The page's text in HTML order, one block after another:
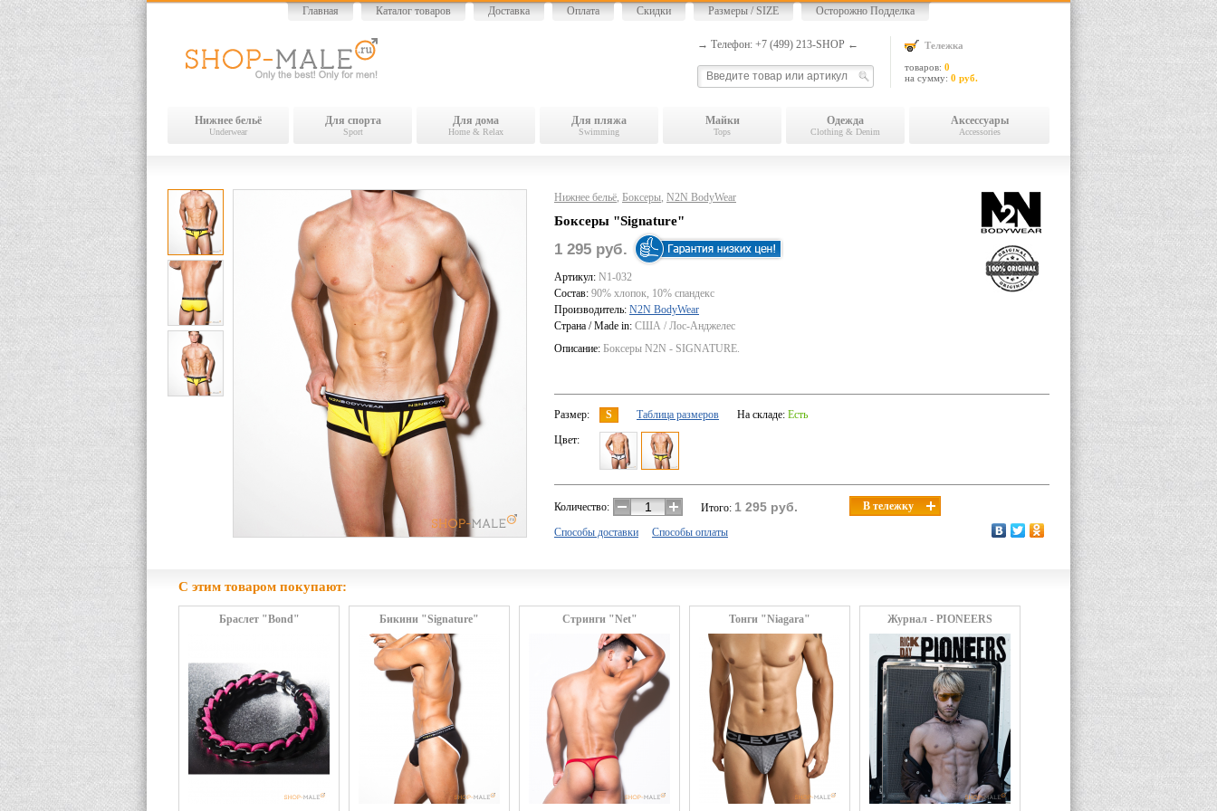
Главная Каталог товаров Доставка Оплата Скидки Размеры / SIZE Осторожно Подделка
Тележка
товаров: 0
на сумму: 0 руб.
→ Телефон: +7 (499) 213-SHOP ←
Нижнее бельё
Underwear
Для спорта
Sport
Для дома
Home & Relax
Для пляжа
Swimming
Майки
Tops
Одежда
Clothing & Denim
Аксессуары
Accessories
Нижнее бельё, Боксеры, N2N BodyWear
Боксеры "Signature"
1 295 руб.
Артикул: N1-032
Состав: 90% хлопок, 10% спандекс
Производитель: N2N BodyWear
Страна / Made in: США / Лос-Анджелес
Описание: Боксеры N2N - SIGNATURE.
Размер: S Таблица размеров На складе: Есть
Цвет:
Количество: Итого: 1 295 руб. В тележку
Способы доставки Способы оплаты
С этим товаром покупают:
Браслет "Bond" Бикини "Signature" Стринги "Net" Тонги "Niagara" Журнал - PIONEERS